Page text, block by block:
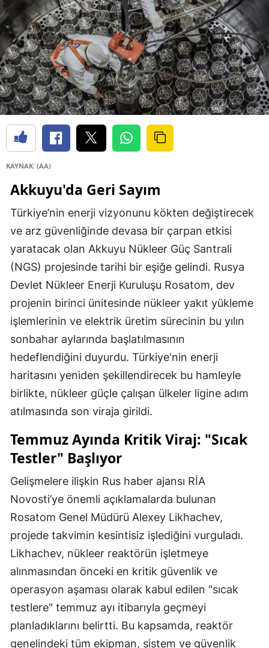
KAYNAK: (AA)
Akkuyu'da Geri Sayım
Türkiye’nin enerji vizyonunu kökten değiştirecek
ve arz güvenliğinde devasa bir çarpan etkisi
yaratacak olan Akkuyu Nükleer Güç Santrali
(NGS) projesinde tarihi bir eşiğe gelindi. Rusya
Devlet Nükleer Enerji Kuruluşu Rosatom, dev
projenin birinci ünitesinde nükleer yakıt yükleme
işlemlerinin ve elektrik üretim sürecinin bu yılın
sonbahar aylarında başlatılmasının
hedeflendiğini duyurdu. Türkiye'nin enerji
haritasını yeniden şekillendirecek bu hamleyle
birlikte, nükleer güçle çalışan ülkeler ligine adım
atılmasında son viraja girildi.
Temmuz Ayında Kritik Viraj: "Sıcak
Testler" Başlıyor
Gelişmelere ilişkin Rus haber ajansı RİA
Novosti’ye önemli açıklamalarda bulunan
Rosatom Genel Müdürü Alexey Likhachev,
projede takvimin kesintisiz işlediğini vurguladı.
Likhachev, nükleer reaktörün işletmeye
alınmasından önceki en kritik güvenlik ve
operasyon aşaması olarak kabul edilen "sıcak
testlere" temmuz ayı itibarıyla geçmeyi
planladıklarını belirtti. Bu kapsamda, reaktör
genelindeki tüm ekipman, sistem ve güvenlik